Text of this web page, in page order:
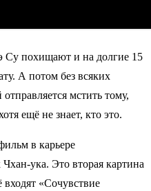
похищают и на долгие 15
А потом без всяких
мстить тому,
ещё не знает, кто это.
в карьере
ука. Это вторая картина
«Сочувствие